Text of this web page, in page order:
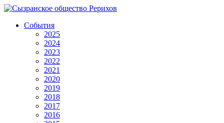
События
2025
2024
2023
2022
2021
2020
2019
2018
2017
2016